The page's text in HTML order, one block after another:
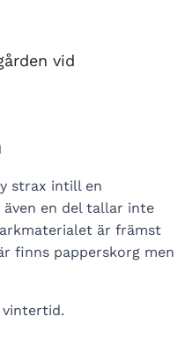
vid
strax intill en
en del tallar inte
är främst
finns papperskorg men